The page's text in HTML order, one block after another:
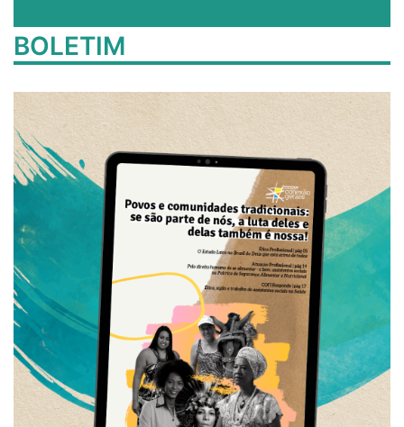
BOLETIM